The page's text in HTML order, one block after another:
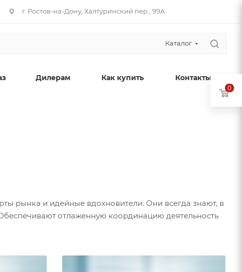
г. Ростов-на-Дону, Халтуринский пер., 99А
Каталог
Дилерам Как купить Контакты
рынка и идейные вдохновители. Они всегда знают, в
отлаженную координацию деятельность
0